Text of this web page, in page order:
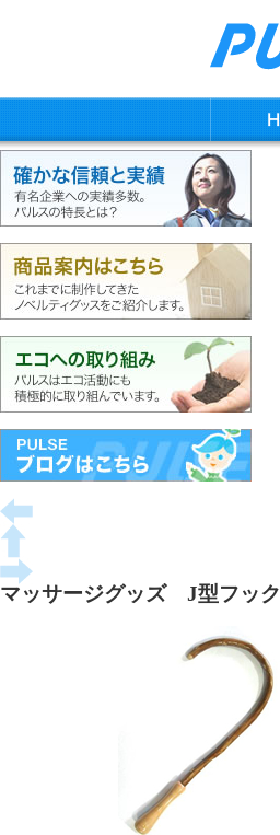
マッサージグッズ J型フック